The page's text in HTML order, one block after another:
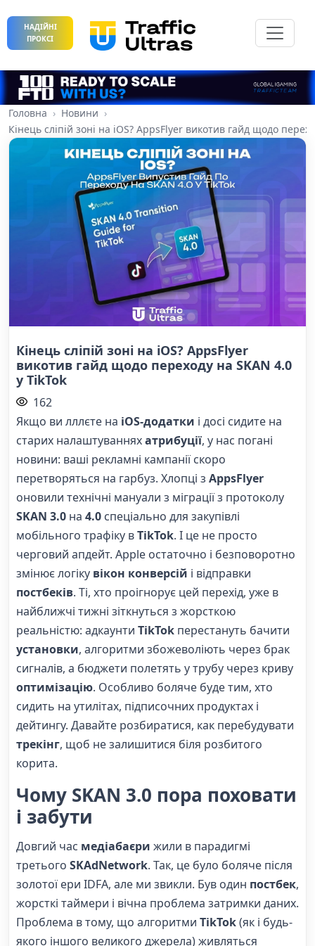
НАДІЙНІ
ПРОКСІ
Головна
Новини
Кінець сліпій зоні на iOS? AppsFlyer викотив гайд щодо
Кінець сліпій зоні на iOS? AppsFlyer
викотив гайд щодо переходу на SKAN 4.0
у TikTok
162
Якщо ви лллєте на iOS-додатки і досі сидите на
старих налаштуванняхатрибуції, у нас погані
новини: ваші рекламні кампанії скоро
перетворяться на гарбуз. Хлопці з AppsFlyer
оновили технічні мануали з міграції з протоколу
SKAN 3.0 на 4.0 спеціально для закупівлі
мобільного трафіку вTikTok. І це не просто
черговий апдейт. Apple остаточно і безповоротно
змінює логіку вікон конверсій і відправки
постбеків. Ті, хто проігнорує цей перехід, уже в
найближчі тижні зіткнуться з жорсткою
реальністю: адкаунти TikTok перестануть бачити
установки, алгоритми збожеволіють через брак
сигналів, а бюджети полетять у трубу через криву
оптимізацію. Особливо боляче буде тим, хто
сидить на утилітах, підписочних продуктах і
дейтингу. Давайте розбиратися, как перебудувати
трекінг, щоб не залишитися біля розбитого
корита.
Чому SKAN 3.0 пора поховати
і забути
Довгий час медіабаєри жили в парадигмі
третього SKAdNetwork. Так, це було боляче після
золотої ери IDFA, але ми звикли. Був один постбек,
жорсткі таймери і вічна проблема затримки даних.
Проблема в тому, що алгоритми TikTok(як і будь-
якого іншого великого джерела) живляться